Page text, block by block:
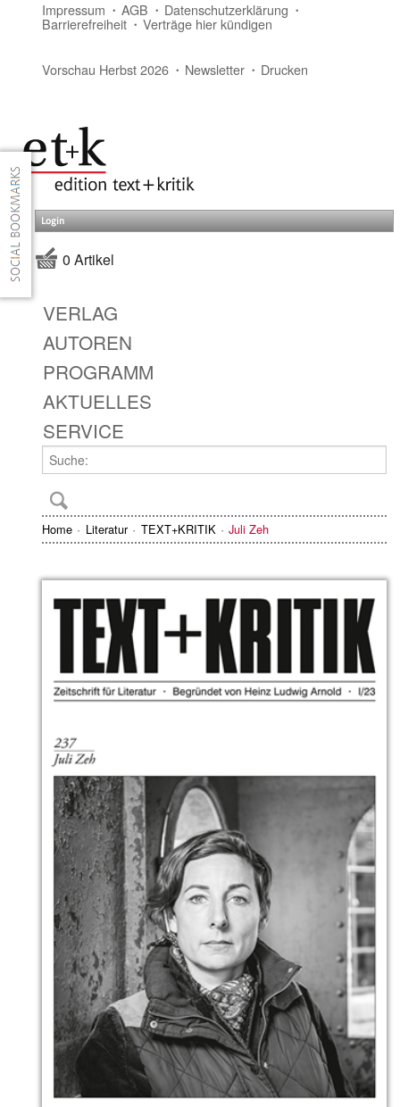
Impressum AGB Datenschutzerklärung
Barrierefreiheit Verträge hier kündigen
Vorschau Herbst 2026 Newsletter Drucken
Login
0 Artikel
VERLAG
AUTOREN
PROGRAMM
AKTUELLES
SERVICE
Home Literatur TEXT+KRITIK Juli Zeh